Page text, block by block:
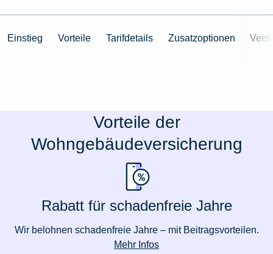
Einstieg Vorteile Tarifdetails Zusatzoptionen
Vorteile der
Wohngebäudeversicherung
Rabatt für schadenfreie Jahre
Wir belohnen schadenfreie Jahre – mit Beitragsvorteilen.
Mehr Infos